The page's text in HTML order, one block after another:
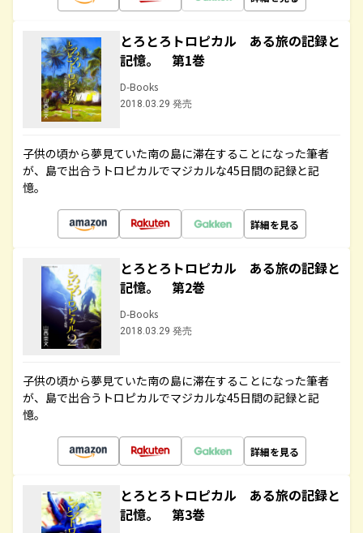
とろとろトロピカル ある旅の記録と
記憶。 第1巻
D-Books
2018.03.29 発売
子供の頃から夢見ていた南の島に滞在することになった筆者
が、島で出合うトロピカルでマジカルな45日間の記録と記
憶。
詳細を見る
とろとろトロピカル ある旅の記録と
記憶。 第2巻
D-Books
2018.03.29 発売
子供の頃から夢見ていた南の島に滞在することになった筆者
が、島で出合うトロピカルでマジカルな45日間の記録と記
憶。
詳細を見る
とろとろトロピカル ある旅の記録と
記憶。 第3巻